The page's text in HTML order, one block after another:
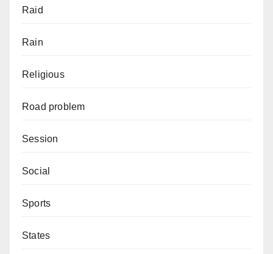
Raid
Rain
Religious
Road problem
Session
Social
Sports
States